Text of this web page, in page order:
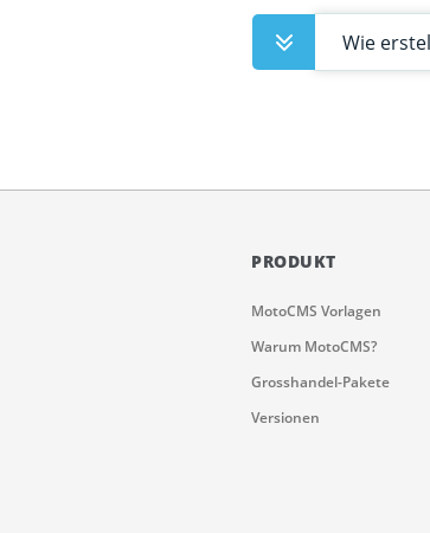
Wie
PRODUKT
MotoCMS Vorlagen
Warum MotoCMS?
Grosshandel-Pakete
Versionen​